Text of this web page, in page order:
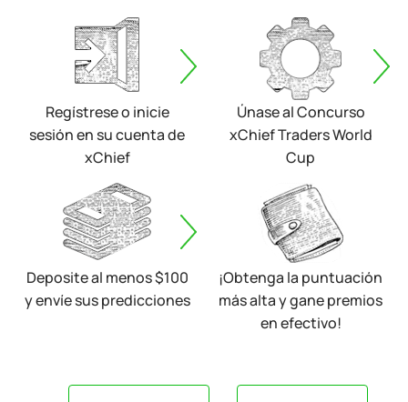
Regístrese o inicie
sesión en su cuenta de
xChief
Únase al Concurso
xChief Traders World
Cup
Deposite al menos $100
y envíe sus predicciones
¡Obtenga la puntuación
más alta y gane premios
en efectivo!